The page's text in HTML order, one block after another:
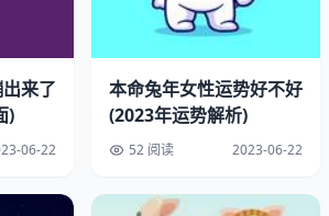
感情更加稳定。
势
业运势相对较好，但也需要付出更多
需要更加注重自己的职业规划和发展，
重自己的人际关系，与同事和上司保持
来了
)
06-22
本命兔年女性运势好不好
(2023年运势解析)
52 阅读 2023-06-22